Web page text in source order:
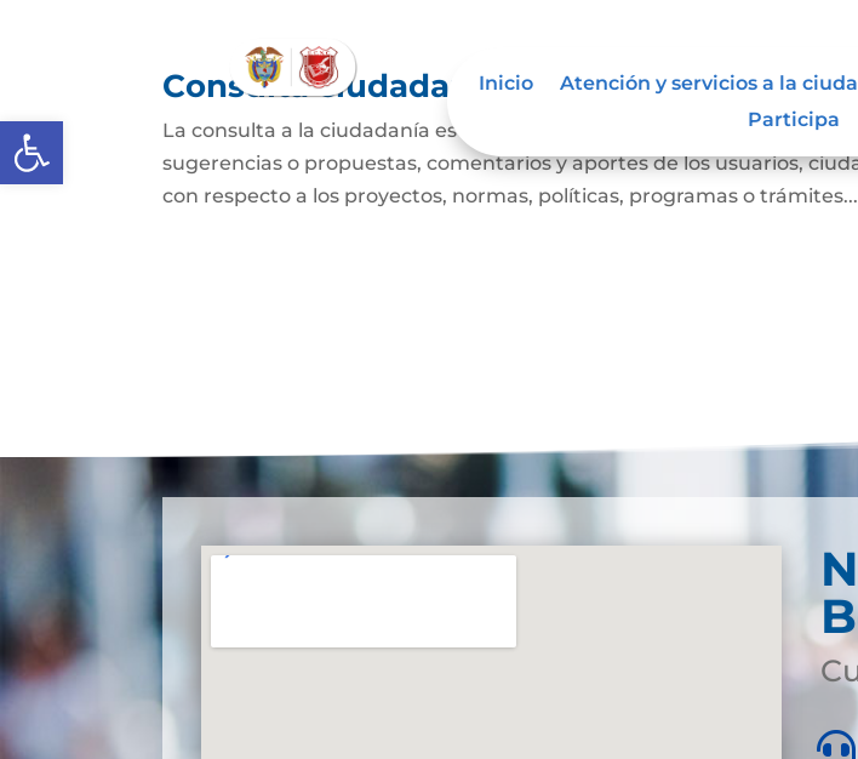
Abrir barra de herramientas
Inicio Atención y servicios a la
Participa
Consulta ciudadana
La consulta a la ciudadanía es un mecanismo de participación que
sugerencias o propuestas, comentarios y aportes de los usuarios,
con respecto a los proyectos, normas, políticas, programas o trámites...
